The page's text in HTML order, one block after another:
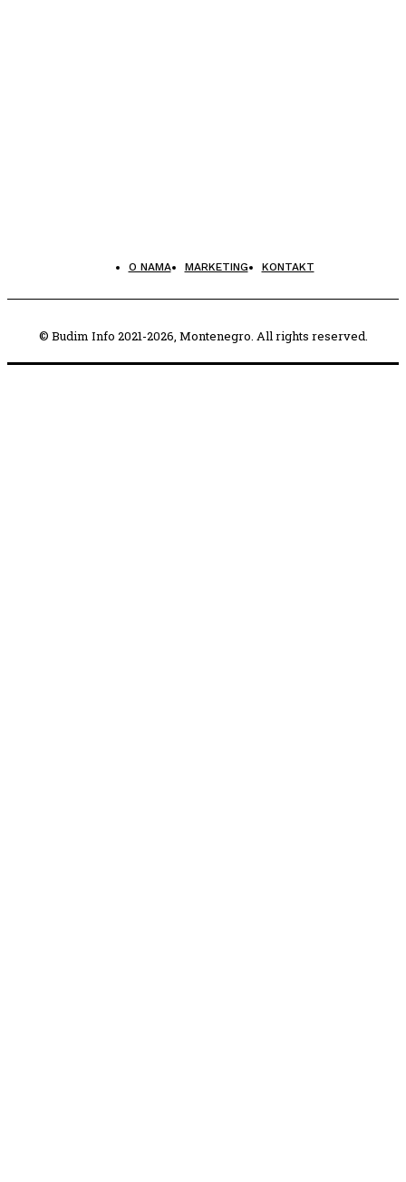
O NAMA MARKETING KONTAKT
© Budim Info 2021-2026, Montenegro. All rights reserved.